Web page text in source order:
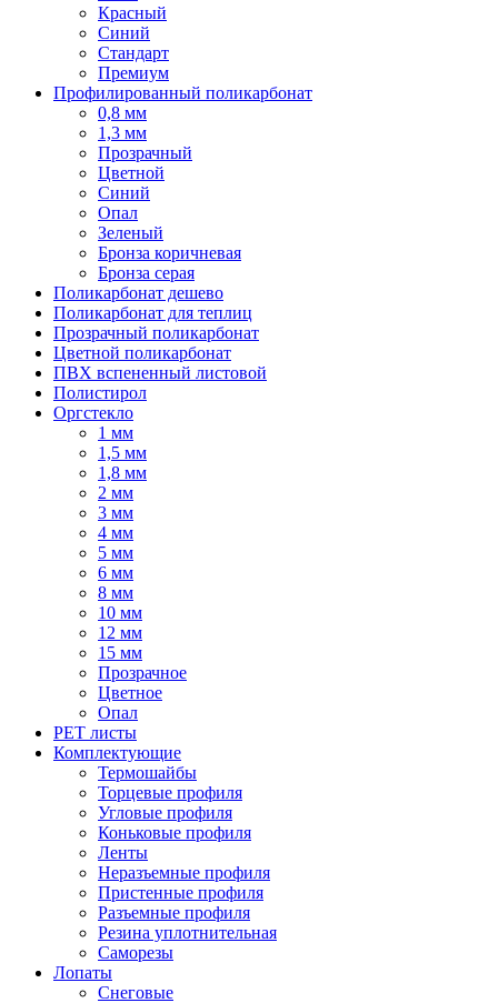
Красный
Синий
Стандарт
Премиум
Профилированный поликарбонат
0,8 мм
1,3 мм
Прозрачный
Цветной
Синий
Опал
Зеленый
Бронза коричневая
Бронза серая
Поликарбонат дешево
Поликарбонат для теплиц
Прозрачный поликарбонат
Цветной поликарбонат
ПВХ вспененный листовой
Полистирол
Оргстекло
1 мм
1,5 мм
1,8 мм
2 мм
3 мм
4 мм
5 мм
6 мм
8 мм
10 мм
12 мм
15 мм
Прозрачное
Цветное
Опал
PET листы
Комплектующие
Термошайбы
Торцевые профиля
Угловые профиля
Коньковые профиля
Ленты
Неразъемные профиля
Пристенные профиля
Разъемные профиля
Резина уплотнительная
Саморезы
Лопаты
Снеговые